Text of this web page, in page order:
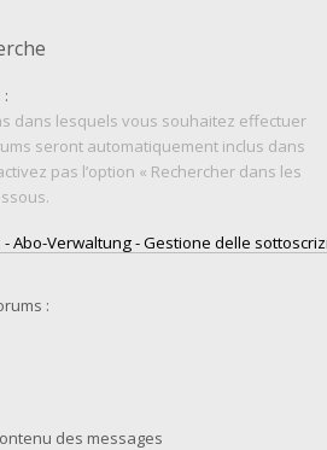
dans lesquels vous souhaitez effectuer
seront automatiquement inclus dans
pas l’option « Rechercher dans les
:
des messages